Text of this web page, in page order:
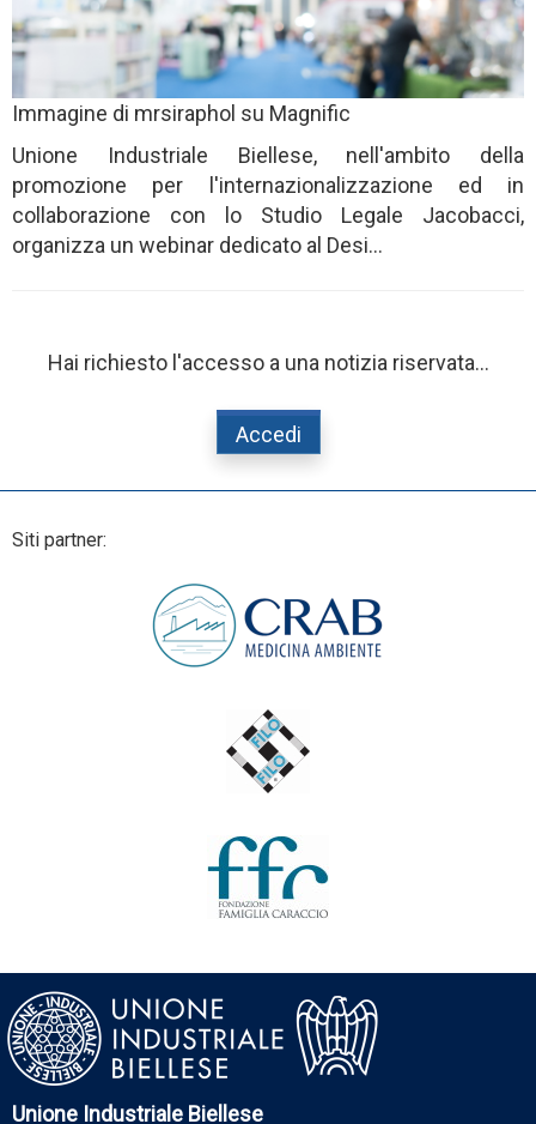
Immagine di mrsiraphol su Magnific
Unione Industriale Biellese, nell'ambito della
promozione per l'internazionalizzazione ed in
collaborazione con lo Studio Legale Jacobacci,
organizza un webinar dedicato al Desi...
Hai richiesto l'accesso a una notizia riservata...
Accedi
Siti partner:
Unione Industriale Biellese